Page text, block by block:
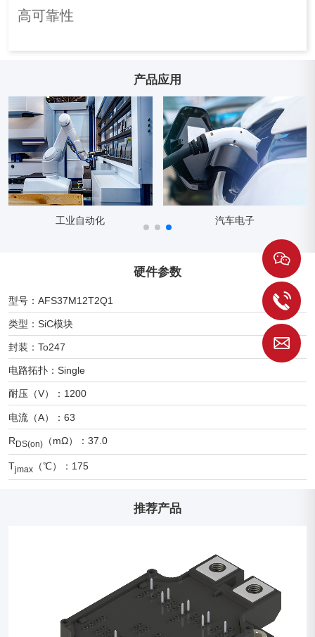
高可靠性
产品应用
硬件参数
型号：AFS37M12T2Q1
类型：SiC模块
封装：To247
电路拓扑：Single
耐压（V）：1200
电流（A）：63
RDS(on) （mΩ）：37.0
Tjmax （℃）：175
推荐产品